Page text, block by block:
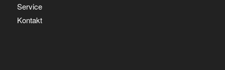
Service
Kontakt